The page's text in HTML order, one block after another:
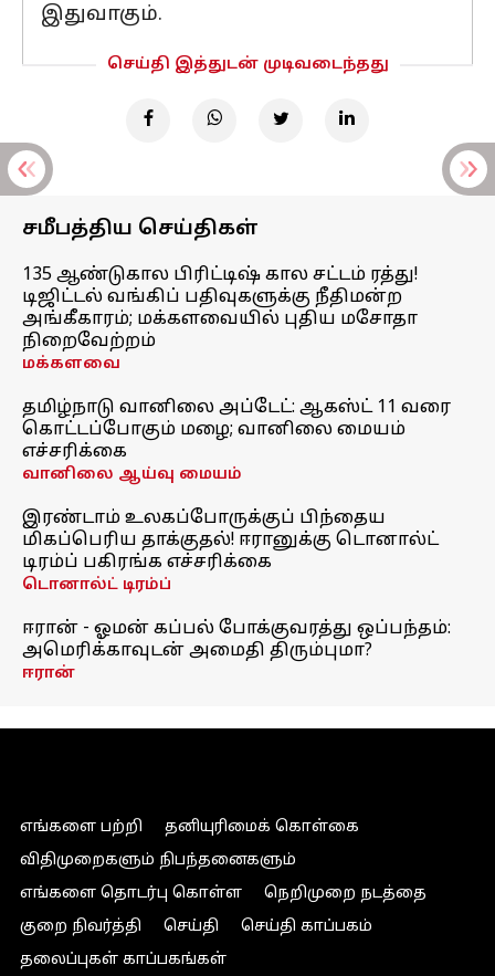
இதுவாகும்.
செய்தி இத்துடன் முடிவடைந்தது
சமீபத்திய செய்திகள்
135 ஆண்டுகால பிரிட்டிஷ் கால சட்டம் ரத்து!
டிஜிட்டல் வங்கிப் பதிவுகளுக்கு நீதிமன்ற
அங்கீகாரம்; மக்களவையில் புதிய மசோதா
நிறைவேற்றம்
மக்களவை
தமிழ்நாடு வானிலை அப்டேட்: ஆகஸ்ட் 11 வரை
கொட்டப்போகும் மழை; வானிலை மையம்
எச்சரிக்கை
வானிலை ஆய்வு மையம்
இரண்டாம் உலகப்போருக்குப் பிந்தைய
மிகப்பெரிய தாக்குதல்! ஈரானுக்கு டொனால்ட்
டிரம்ப் பகிரங்க எச்சரிக்கை
டொனால்ட் டிரம்ப்
ஈரான் - ஓமன் கப்பல் போக்குவரத்து ஒப்பந்தம்:
அமெரிக்காவுடன் அமைதி திரும்புமா?
ஈரான்
எங்களை பற்றி
தனியுரிமைக் கொள்கை
விதிமுறைகளும் நிபந்தனைகளும்
எங்களை தொடர்பு கொள்ள
நெறிமுறை நடத்தை
குறை நிவர்த்தி
செய்தி
செய்தி காப்பகம்
தலைப்புகள் காப்பகங்கள்